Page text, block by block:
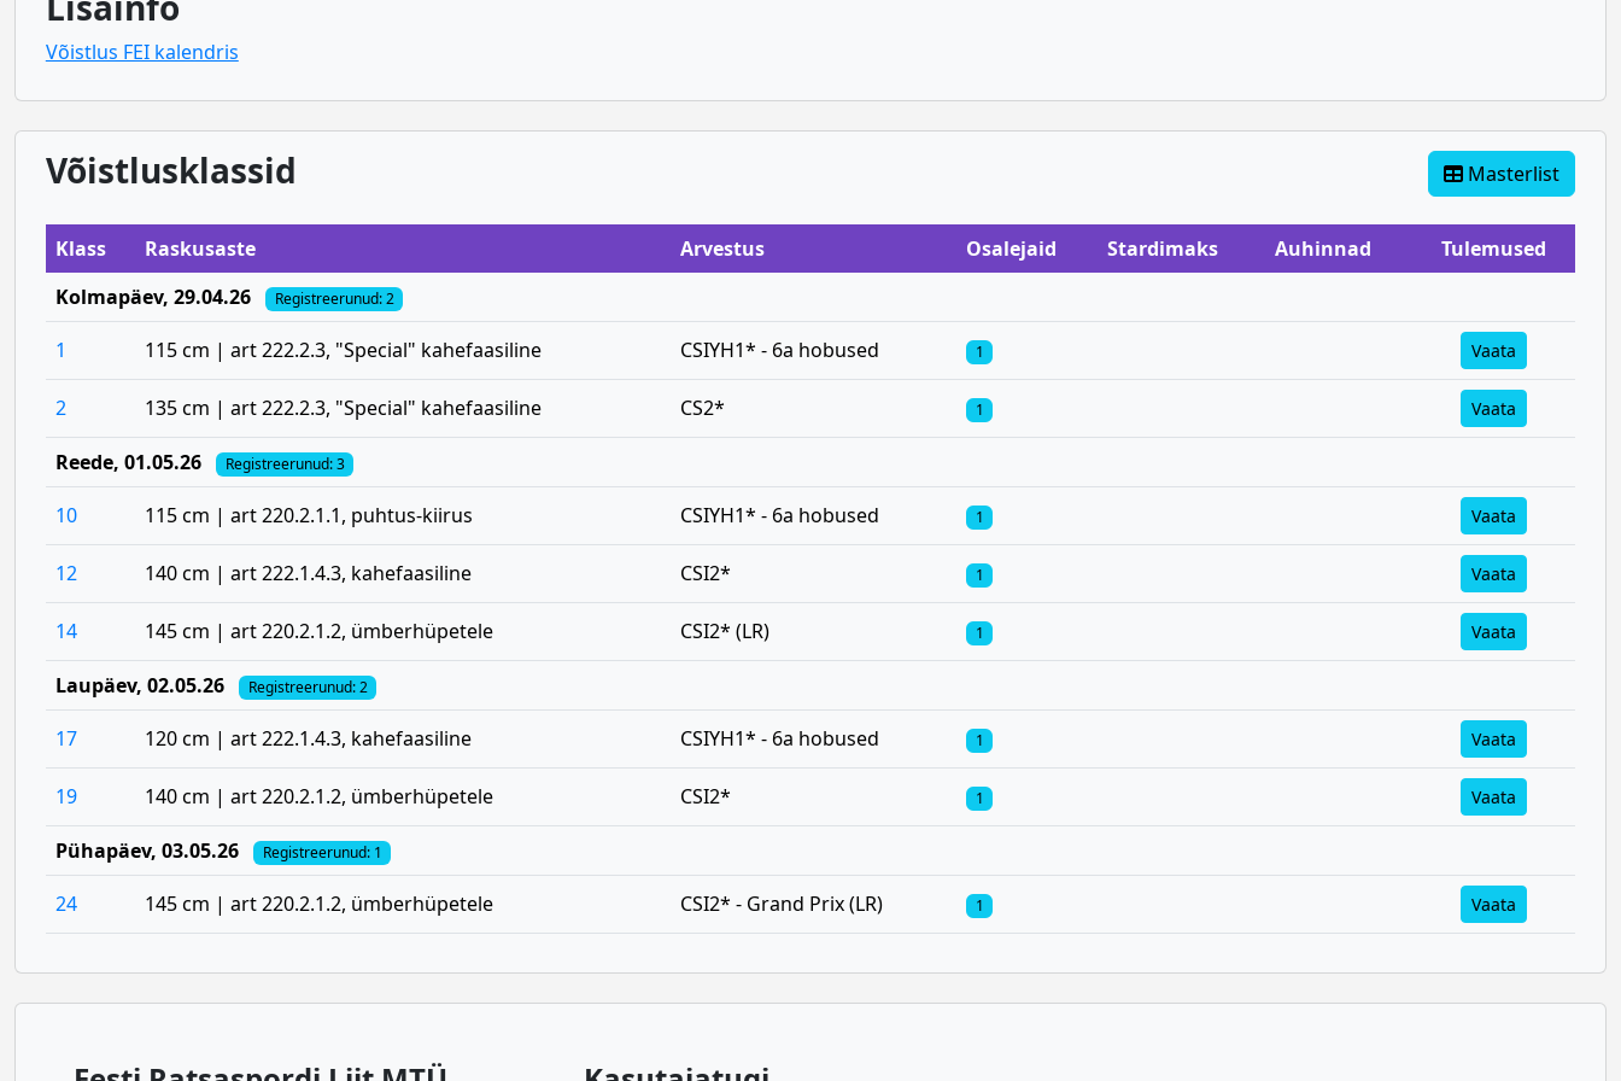
Võistlus FEI kalendris
Võistlusklassid Masterlist
Klass Raskusaste Arvestus Osalejaid Stardimaks Auhinnad
Tulemused
Kolmapäev, 29.04.26 Registreerunud: 2
1 115 cm | art 222.2.3, "Special" kahefaasiline CSIYH1* - 6a hobused 1 Vaata
2 135 cm | art 222.2.3, "Special" kahefaasiline CS2* 1 Vaata
Reede, 01.05.26 Registreerunud: 3
10 115 cm | art 220.2.1.1, puhtus-kiirus CSIYH1* - 6a hobused 1 Vaata
12 140 cm | art 222.1.4.3, kahefaasiline CSI2* 1 Vaata
14 145 cm | art 220.2.1.2, ümberhüpetele CSI2* (LR) 1 Vaata
Laupäev, 02.05.26 Registreerunud: 2
17 120 cm | art 222.1.4.3, kahefaasiline CSIYH1* - 6a hobused 1 Vaata
19 140 cm | art 220.2.1.2, ümberhüpetele CSI2* 1 Vaata
Pühapäev, 03.05.26 Registreerunud: 1
24 145 cm | art 220.2.1.2, ümberhüpetele CSI2* - Grand Prix (LR) 1 Vaata